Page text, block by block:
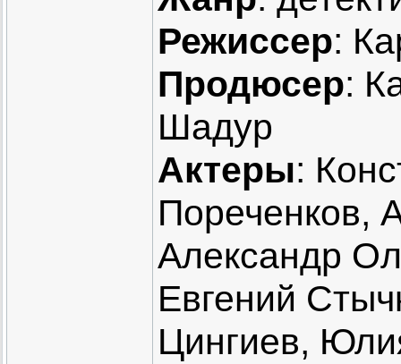
Режиссер:
Продюсер:
Шадур
Актеры:
Пореченков,
Александр
Евгений
Цингиев,